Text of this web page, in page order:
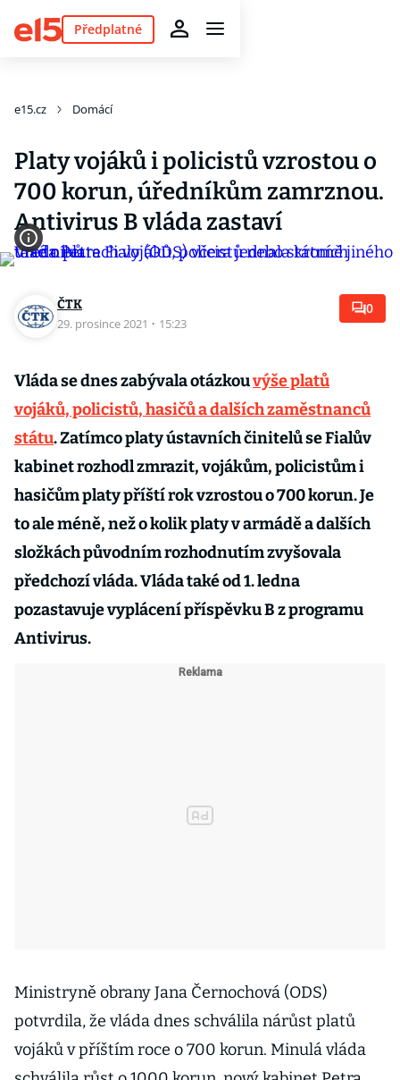
Předplatné
e15.cz Domácí
Platy vojáků i policistů vzrostou o
700 korun, úředníkům zamrznou.
Antivirus B vláda zastaví
ČTK
29. prosince 2021 · 15:23
0
Vláda se dnes zabývala otázkouvýše platů
vojáků, policistů, hasičů a dalších zaměstnanců
státu. Zatímco platy ústavních činitelů se Fialův
kabinet rozhodl zmrazit, vojákům, policistům i
hasičům platy příští rok vzrostou o 700 korun. Je
to ale méně, než o kolik platy v armádě a dalších
složkách původním rozhodnutím zvyšovala
předchozí vláda. Vláda také od 1. ledna
pozastavuje vyplácení příspěvku B z programu
Antivirus.
Ministryně obrany Jana Černochová (ODS)
potvrdila, že vláda dnes schválila nárůst platů
vojáků v příštím roce o 700 korun. Minulá vláda